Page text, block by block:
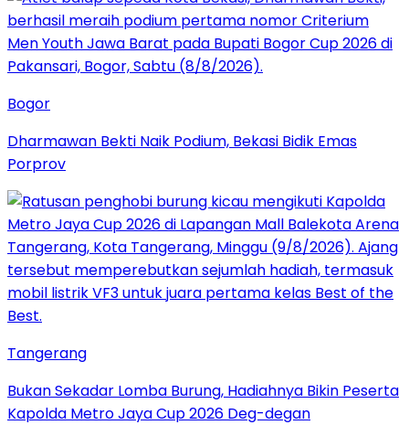
Bogor
Dharmawan Bekti Naik Podium, Bekasi Bidik Emas
Porprov
Tangerang
Bukan Sekadar Lomba Burung, Hadiahnya Bikin Peserta
Kapolda Metro Jaya Cup 2026 Deg-degan